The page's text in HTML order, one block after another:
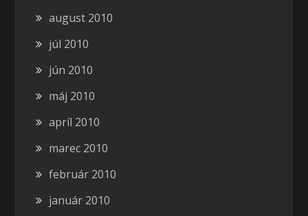
august 2010
júl 2010
jún 2010
máj 2010
apríl 2010
marec 2010
február 2010
január 2010